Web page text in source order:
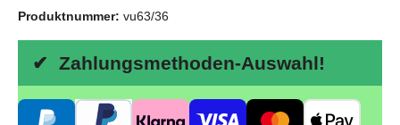
Produktnummer: vu63/36
✔ Zahlungsmethoden-Auswahl!